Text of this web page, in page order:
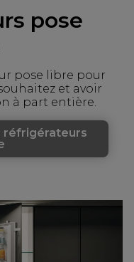
pose
pose libre pour
et avoir
à part entière.
réfrigérateurs